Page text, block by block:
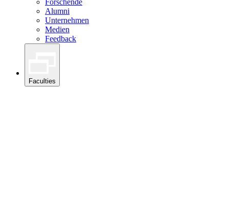
Alumni
Unternehmen
Medien
Feedback
Faculties